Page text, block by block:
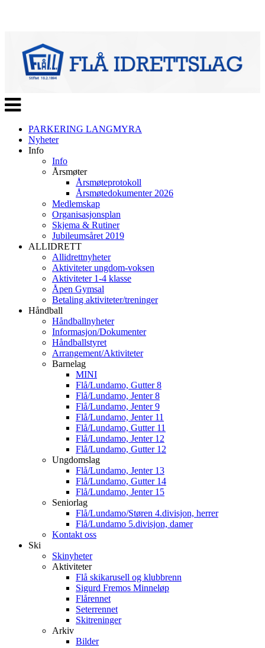
Veksle
navigasjon
PARKERING LANGMYRA
Nyheter
Info
Info
Årsmøter
Årsmøteprotokoll
Årsmøtedokumenter 2026
Medlemskap
Organisasjonsplan
Skjema & Rutiner
Jubileumsåret 2019
ALLIDRETT
Allidrettnyheter
Aktiviteter ungdom-voksen
Aktiviteter 1-4 klasse
Åpen Gymsal
Betaling aktiviteter/treninger
Håndball
Håndballnyheter
Informasjon/Dokumenter
Håndballstyret
Arrangement/Aktiviteter
Barnelag
MINI
Flå/Lundamo, Gutter 8
Flå/Lundamo, Jenter 8
Flå/Lundamo, Jenter 9
Flå/Lundamo, Jenter 11
Flå/Lundamo, Gutter 11
Flå/Lundamo, Jenter 12
Flå/Lundamo, Gutter 12
Ungdomslag
Flå/Lundamo, Jenter 13
Flå/Lundamo, Gutter 14
Flå/Lundamo, Jenter 15
Seniorlag
Flå/Lundamo/Støren 4.divisjon, herrer
Flå/Lundamo 5.divisjon, damer
Kontakt oss
Ski
Skinyheter
Aktiviteter
Flå skikarusell og klubbrenn
Sigurd Fremos Minneløp
Flårennet
Seterrennet
Skitreninger
Arkiv
Bilder